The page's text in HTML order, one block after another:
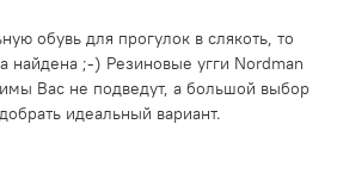
обувь для прогулок в слякоть, то
найдена ;-) Резиновые угги Nordman
Вас не подведут, а большой выбор
идеальный вариант.